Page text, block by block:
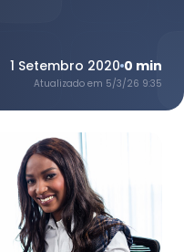
1 Setembro 2020 0 min
Atualizado em 5/3/26 9:35